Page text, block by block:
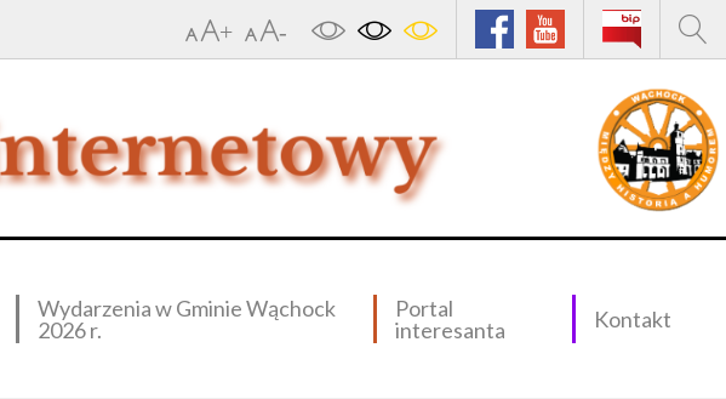
Wydarzenia w Gminie Wąchock
2026 r.
Portal
interesanta
Kontakt